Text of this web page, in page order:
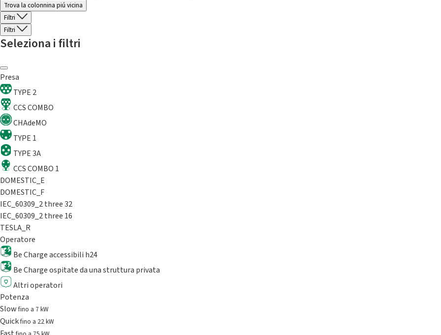
Trova la colonnina piú vicina
Filtri
Filtri
Seleziona i filtri
Presa
TYPE 2
CCS COMBO
CHAdeMO
TYPE 1
TYPE 3A
CCS COMBO 1
DOMESTIC_E
DOMESTIC_F
IEC_60309_2 three 32
IEC_60309_2 three 16
TESLA_R
Operatore
Be Charge accessibili h24
Be Charge ospitate da una struttura privata
Altri operatori
Potenza
Slowfino a 7 kW
Quickfino a 22 kW